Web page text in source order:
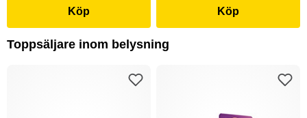
Köp Köp
Toppsäljare inom belysning